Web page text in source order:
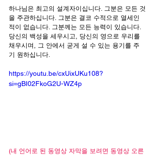
하나님은 최고의 설계자이십니다. 그분은 모든 것
을 주관하십니다. 그분은 결코 수적으로 열세인
적이 없습니다. 그분께는 모든 능력이 있습니다.
당신의 백성을 세우시고, 당신의 영으로 우리를
채우시며, 그 안에서 굳게 설 수 있는 용기를 주
기 원하십니다.
https://youtu.be/cxUixUKu108?
si=gBI02FkoG2U-WZ4p
(내 언어로 된 동영상 자막을 보려면 동영상 오른